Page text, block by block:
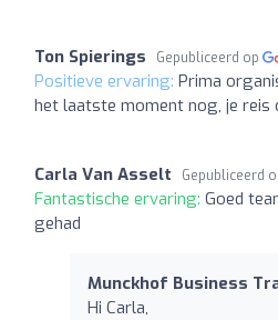
Ton Spierings Gepubliceerd op
Positieve ervaring: Prima
het laatste moment nog, je reis
Carla Van Asselt Gepubliceerd
Fantastische ervaring: Goed
gehad
Munckhof Business
Hi Carla,